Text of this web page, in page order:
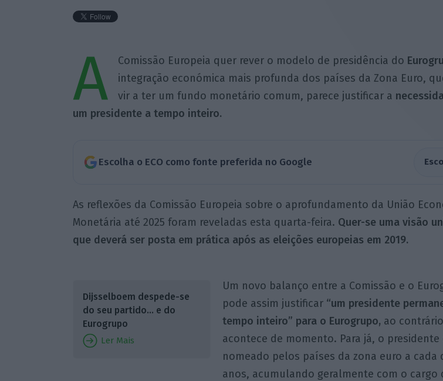
A Comissão Europeia quer rever o modelo de presidência do
integração económica mais profunda dos países da Zona Euro,
vir a ter um fundo monetário comum, parece justificar a
um presidente a tempo inteiro.
Escolha o ECO como fonte preferida no Google
As reflexões da Comissão Europeia sobre o aprofundamento da União
Monetária até 2025 foram reveladas esta quarta-feira. Quer-se uma visão
que deverá ser posta em prática após as eleições europeias em 2019.
Dijsselboem despede-se
do seu partido… e do
Eurogrupo
Ler Mais
Um novo balanço entre a Comissão e o
pode assim justificar“um presidente
tempo inteiro” para o Eurogrupo, ao
acontece de momento. Para já, o presidente
nomeado pelos países da zona euro a cada
anos, acumulando geralmente com o cargo